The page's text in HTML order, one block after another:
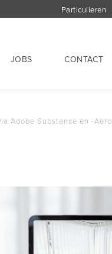
Particulieren
JOBS CONTACT
Adobe Substance en -Aero